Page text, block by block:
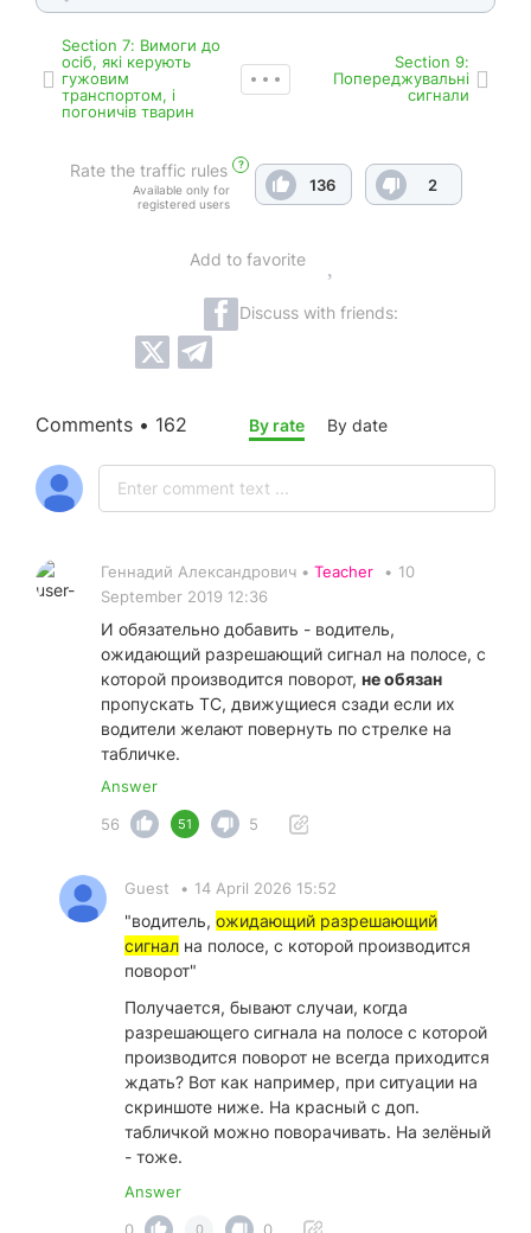
Section 7: Вимоги до
осіб, які керують
гужовим
транспортом, і
погоничів тварин
Section 9:
Попереджувальні
сигнали
Rate the traffic rules ?
Available only for
registered users
136 2
Add to favorite
Discuss with friends:
Comments • 162 By rate By date
Геннадий Александрович • Teacher • 10
September 2019 12:36
И обязательно добавить - водитель,
ожидающий разрешающий сигнал на полосе, с
которой производится поворот, не обязан
пропускать ТС, движущиеся сзади если их
водители желают повернуть по стрелке на
табличке.
Answer
56
51 5
Guest • 14 April 2026 15:52
"водитель, ожидающий разрешающий
сигнал на полосе, с которой производится
поворот"
Получается, бывают случаи, когда
разрешающего сигнала на полосе с которой
производится поворот не всегда приходится
ждать? Вот как например, при ситуации на
скриншоте ниже. На красный с доп.
табличкой можно поворачивать. На зелёный
- тоже.
Answer